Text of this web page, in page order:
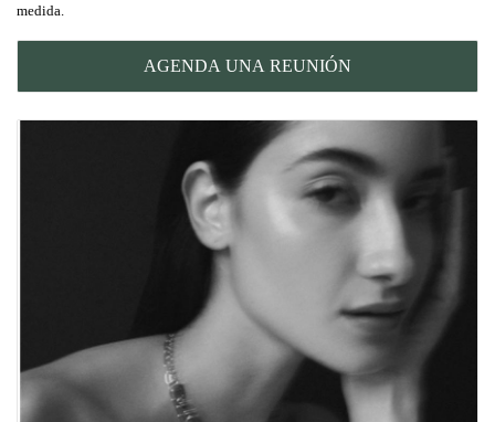
medida.
AGENDA UNA REUNIÓN